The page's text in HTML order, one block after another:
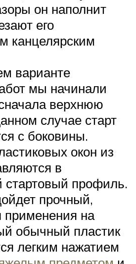
он наполнит
его
канцелярским
варианте
мы начинали
верхнюю
случае старт
с боковины.
окон из
в
стартовый профиль.
прочный,
применения на
обычный пластик
легким нажатием